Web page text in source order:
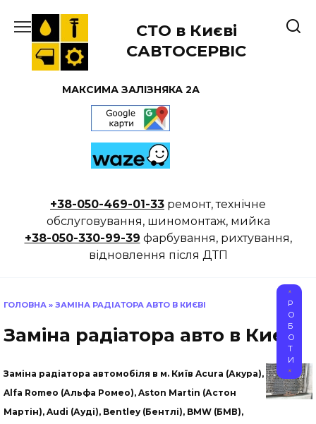
до
вмісту
СТО в Києві
САВТОСЕРВІС
МАКСИМА ЗАЛІЗНЯКА 2А
+38-050-469-01-33 ремонт, технічне
обслуговування, шиномонтаж, мийка
+38-050-330-99-39 фарбування, рихтування,
відновлення після ДТП
ГОЛОВНА » ЗАМІНА РАДІАТОРА АВТО В КИЄВІ
Заміна радіатора авто в Києві
Р
О
Б
О
Т
И
Заміна радіатора автомобіля в м. Київ Acura (Акура),
Alfa Romeo (Альфа Ромео), Aston Martin (Астон
Мартін), Audi (Ауді), Bentley (Бентлі), BMW (БМВ),